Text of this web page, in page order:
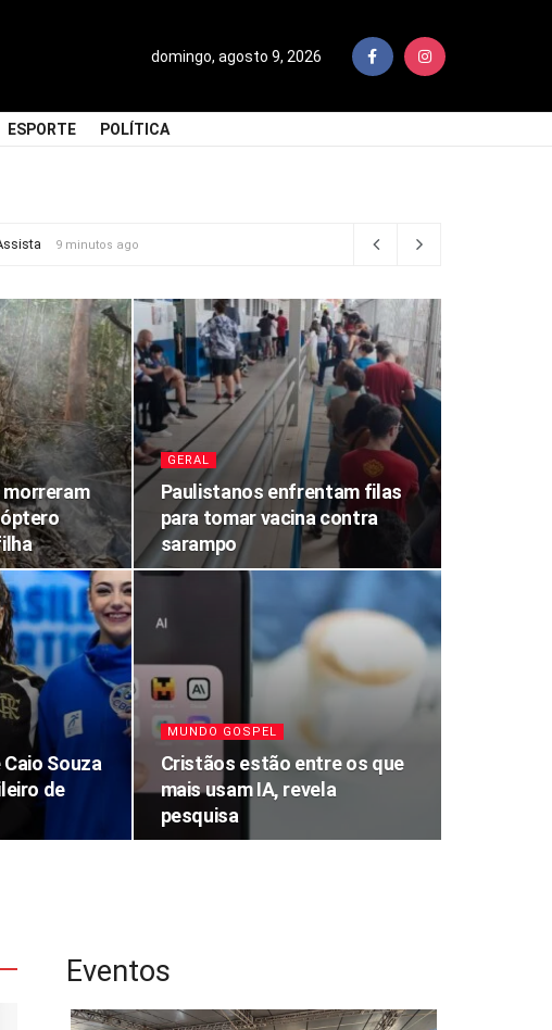
domingo, agosto 9, 2026
ESPORTE POLÍTICA
9 minutos ago
morreram
GERAL
Paulistanos enfrentam filas
para tomar vacina contra
sarampo
Souza
de
MUNDO GOSPEL
Cristãos estão entre os que
mais usam IA, revela
pesquisa
Eventos